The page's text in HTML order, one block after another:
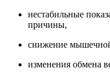
нестабильные
причины,
снижение
изменения обмена